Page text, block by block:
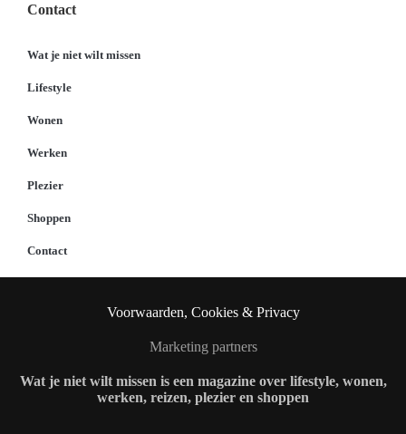
Contact
Wat je niet wilt missen
Lifestyle
Wonen
Werken
Plezier
Shoppen
Contact
Voorwaarden, Cookies & Privacy
Marketing partners
Wat je niet wilt missen is een magazine over lifestyle, wonen,
werken, reizen, plezier en shoppen